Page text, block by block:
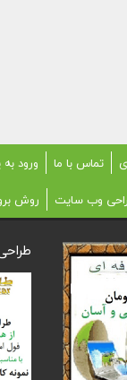
تماس با ما ورود
وب سایت
روش